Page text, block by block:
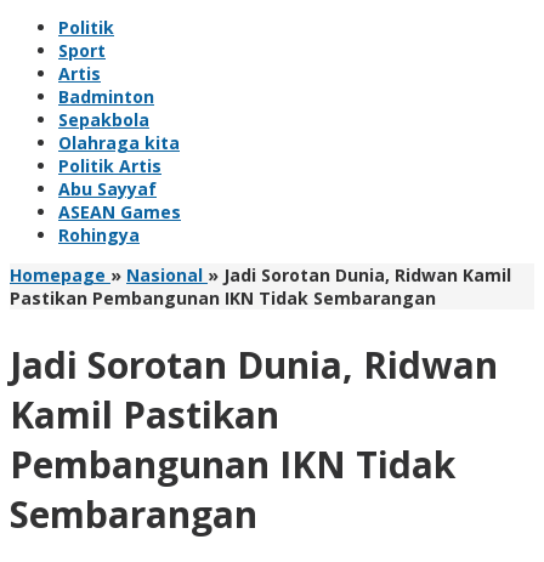
Politik
Sport
Artis
Badminton
Sepakbola
Olahraga kita
Politik Artis
Abu Sayyaf
ASEAN Games
Rohingya
Homepage » Nasional » Jadi Sorotan Dunia, Ridwan Kamil
Pastikan Pembangunan IKN Tidak Sembarangan
Jadi Sorotan Dunia, Ridwan
Kamil Pastikan
Pembangunan IKN Tidak
Sembarangan